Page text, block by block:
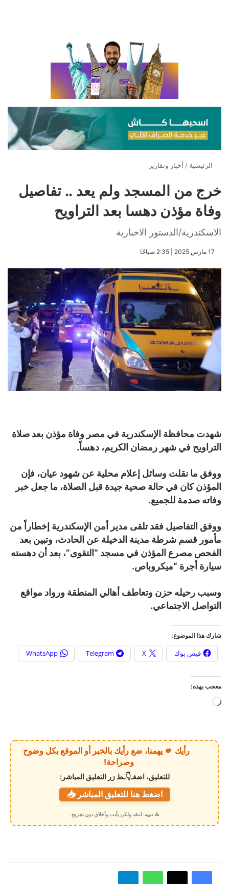
الرئيسية / أخبار وتقارير
خرج من المسجد ولم يعد .. تفاصيل
وفاة مؤذن دهسا بعد التراويح
الاسكندرية/الدستور الاخبارية
​17 مارس 2025 | 2:35 صباحًا
شهدت محافظة الإسكندرية في مصر وفاة مؤذن بعد صلاة
التراويح في شهر رمضان الكريم، دهساً.
ووفق ما نقلت وسائل إعلام محلية عن شهود عيان، فإن
المؤذن كان في حالة صحية جيدة قبل الصلاة، ما جعل خبر
وفاته صدمة للجميع.
ووفق التفاصيل فقد تلقى مدير أمن الإسكندرية إخطاراً من
مأمور قسم شرطة مدينة الدخيلة عن الحادث، وتبين بعد
الفحص مصرع المؤذن في مسجد “التقوى”، بعد أن دهسته
سيارة أجرة “ميكروباص.
وسبب رحيله حزن وتعاطف أهالي المنطقة ورواد مواقع
التواصل الاجتماعي.
شارك هذا الموضوع:
فيس بوك X
Telegram
WhatsApp
معجب بهذه:
ي
م
ي
رأيك 🫵 يهمنا، ضع رأيك بالخبر أو الموقع بكل وضوح
وصراحة!
للتعليق، اضغـ👇ـط زر التعليق المباشر:
اضغط هنا للتعليق المباشر 📥
⚠️ تنبيه: انتقد ولكن بأدب وأخلاق دون تجريح.
واتساب